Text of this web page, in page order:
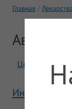
Главная Лекарства
Авомит
Цены
Инструкция